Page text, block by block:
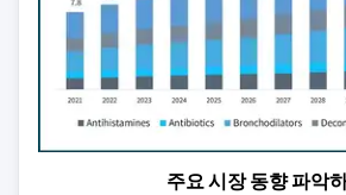
주요 시장 동향 파악